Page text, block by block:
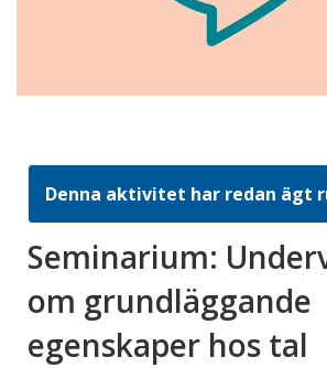
Denna aktivitet har redan ägt
Seminarium:
om grundläggande
egenskaper hos tal